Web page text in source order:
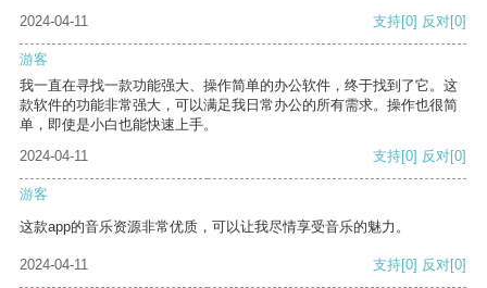
2024-04-11 支持[0] 反对[0]
游客
我一直在寻找一款功能强大、操作简单的办公软件，终于找到了它。这
款软件的功能非常强大，可以满足我日常办公的所有需求。操作也很简
单，即使是小白也能快速上手。
2024-04-11
支持[0] 反对[0]
游客
这款app的音乐资源非常优质，可以让我尽情享受音乐的魅力。
2024-04-11 支持[0] 反对[0]